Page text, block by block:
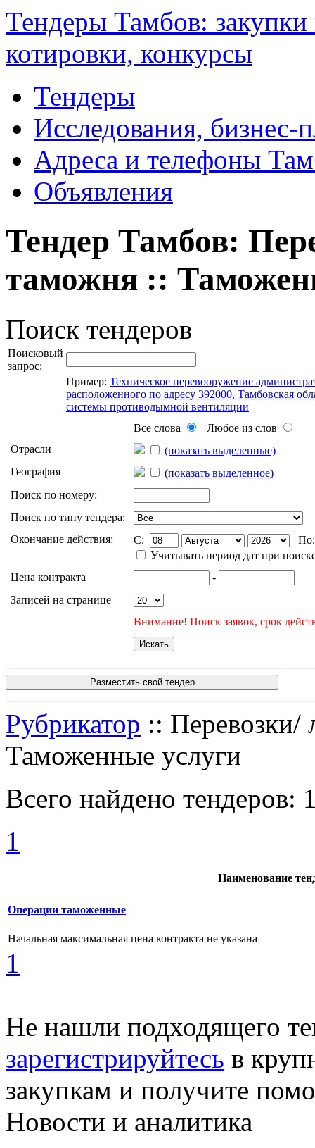
Тендеры Тамбов:
котировки, конкурсы
Тендеры
Исследования, бизнес-
Адреса и телефоны
Объявления
Тендер Тамбов:
таможня ::
Поиск тендеров
Поисковый
запрос:
Пример: Техническое перевооружение
расположенного по адресу 392000, Тамбовская
системы противодымной вентиляции
Все слова
Любое из слов
Отрасли
(показать выделенные)
География
(показать выделенное)
Поиск по номеру:
Поиск по типу тендера:
Окончание действия:
C:
Учитывать период дат при
Цена контракта
-
Записей на странице
Внимание! Поиск заявок, срок
Разместить свой тендер
Рубрикатор :: Перевозки/
Таможенные услуги
Всего найдено тендеров:
1
Наименование
Операции таможенные
Начальная максимальная цена контракта не указана
1
Не нашли подходящего
зарегистрируйтесь в
закупкам и получите
Новости и аналитика